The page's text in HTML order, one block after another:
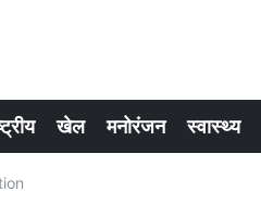
खेल मनोरंजन स्वास्थ्य